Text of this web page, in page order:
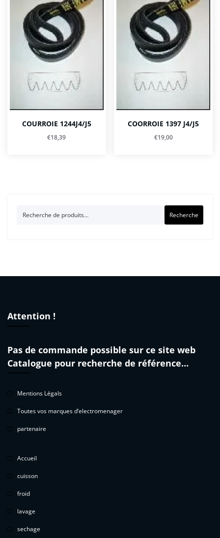
COURROIE 1244J4/J5
€18,39
COORROIE 1397 J4/J5
€19,00
Recherche
Attention !
Pas de commande possible sur ce site web
Catalogue pour recherche de référence…
Mentions Légals
Toutes vos marques d’electromenager
partenaire
Accueil
cuisson
froid
lavage
sechage